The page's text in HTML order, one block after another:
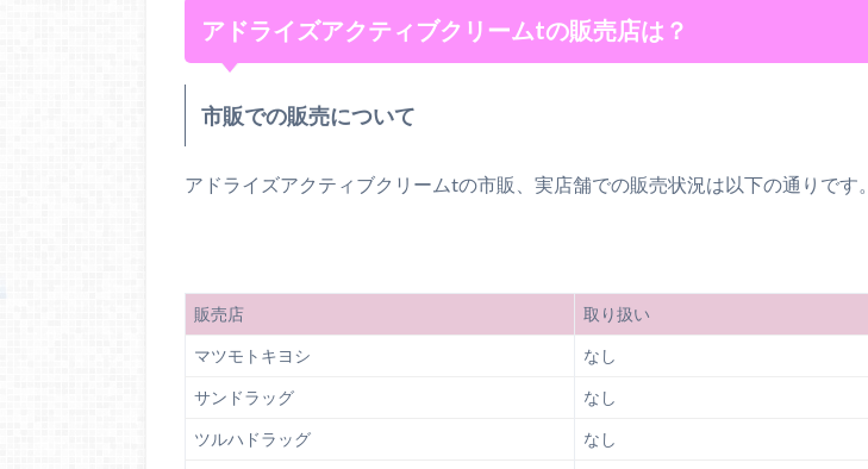
アドライズアクティブクリームtの販売店は？
市販での販売について
アドライズアクティブクリームtの市販、実店舗での販売状況は以下の通りです。
販売店 取り扱い
マツモトキヨシ なし
サンドラッグ なし
ツルハドラッグ なし